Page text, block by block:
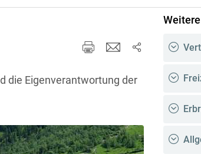
die Eigenverantwortung der